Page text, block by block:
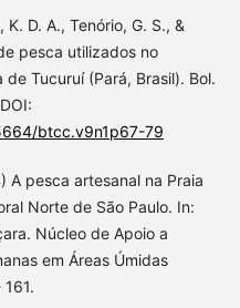
D. A., Tenório, G. S., &
pesca utilizados no
Tucuruí (Pará, Brasil). Bol.
btcc.v9n1p67-79
A pesca artesanal na Praia
Norte de São Paulo. In:
Núcleo de Apoio a
em Áreas Úmidas